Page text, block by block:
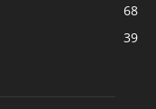
68
39